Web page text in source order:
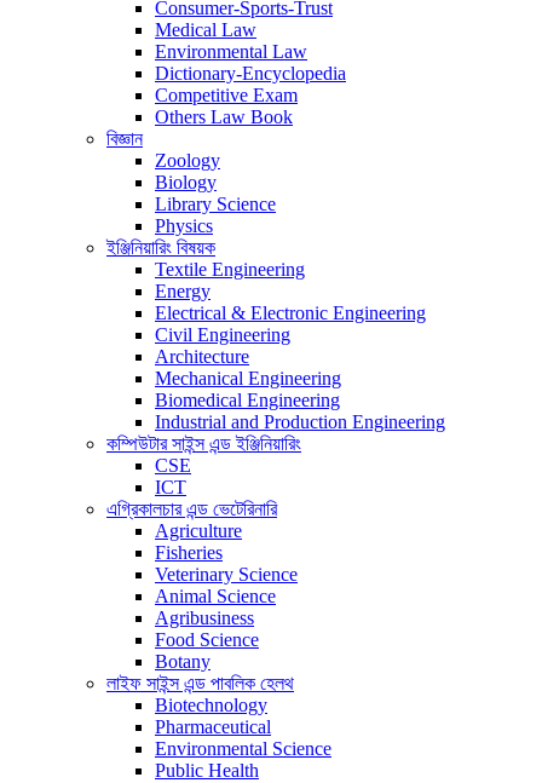
Consumer-Sports-Trust
Medical Law
Environmental Law
Dictionary-Encyclopedia
Competitive Exam
Others Law Book
বিজ্ঞান
Zoology
Biology
Library Science
Physics
ইঞ্জিনিয়ারিং বিষয়ক
Textile Engineering
Energy
Electrical & Electronic Engineering
Civil Engineering
Architecture
Mechanical Engineering
Biomedical Engineering
Industrial and Production Engineering
কম্পিউটার সাইন্স এন্ড ইঞ্জিনিয়ারিং
CSE
ICT
এগ্রিকালচার এন্ড ভেটেরিনারি
Agriculture
Fisheries
Veterinary Science
Animal Science
Agribusiness
Food Science
Botany
লাইফ সাইন্স এন্ড পাবলিক হেলথ
Biotechnology
Pharmaceutical
Environmental Science
Public Health